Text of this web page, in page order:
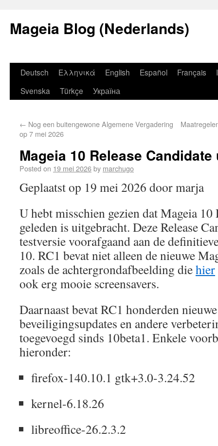
Mageia Blog (Nederlands)
Deutsch Ελληνικά English Español Français
Svenska
Türkçe Україна
← Nog een buitengewone Algemene Vergadering
op 7 mei 2026
Mageia 10 Release
Posted on 19 mei 2026by marchugo
Geplaatst op 19 mei 2026 door marja
U hebt misschien gezien dat Mageia 10
geleden is uitgebracht. Deze Release
testversie voorafgaand aan de
10. RC1 bevat niet alleen de nieuwe
zoals de achtergrondafbeelding diehier
ook erg mooie screensavers.
Daarnaast bevat RC1 honderden
beveiligingsupdates en andere
toegevoegd sinds 10beta1. Enkele
hieronder:
firefox-140.10.1 gtk+3.0-3.24.52
kernel-6.18.26
libreoffice-26.2.3.2